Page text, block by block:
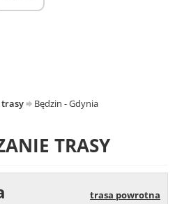
trasy Będzin - Gdynia
TRASY
trasa powrotna